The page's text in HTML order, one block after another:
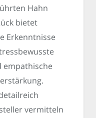
Hahn
bietet
Erkenntnisse
empathische
vermitteln